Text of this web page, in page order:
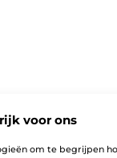
voor ons
om te begrijpen